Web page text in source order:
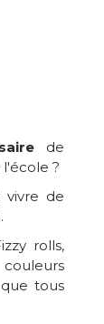
de
?
de
rolls,
tous